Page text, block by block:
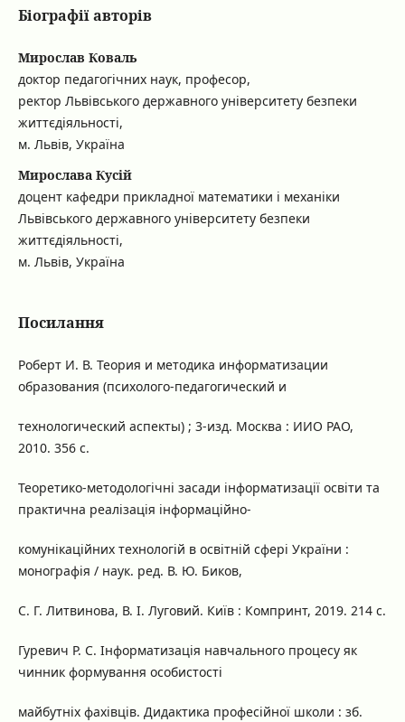
Біографії авторів
Мирослав Коваль
доктор педагогічних наук, професор,
ректор Львівського державного університету безпеки
життєдіяльності,
м. Львів, Україна
Мирослава Кусій
доцент кафедри прикладної математики і механіки
Львівського державного університету безпеки
життєдіяльності,
м. Львів, Україна
Посилання
Роберт И. В. Теория и методика информатизации
образования (психолого-педагогический и
технологический аспекты) ; 3-изд. Москва : ИИО РАО,
2010. 356 с.
Теоретико-методологічні засади інформатизації освіти та
практична реалізація інформаційно-
комунікаційних технологій в освітній сфері України :
монографія / наук. ред. В. Ю. Биков,
С. Г. Литвинова, В. І. Луговий. Київ : Компринт, 2019. 214 с.
Гуревич Р. С. Інформатизація навчального процесу як
чинник формування особистості
майбутніх фахівців. Дидактика професійної школи : зб.